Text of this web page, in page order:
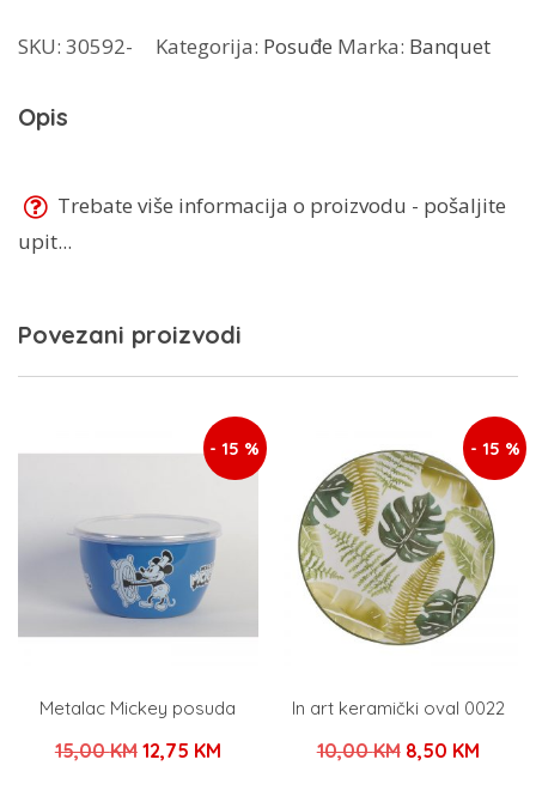
4L
količina
SKU: 30592- Kategorija: Posuđe Marka: Banquet
Opis
Trebate više informacija o proizvodu - pošaljite
upit...
Povezani proizvodi
- 15 %
Metalac Mickey posuda
15,00KM Izvorna
12,75 KMTrenutna
- 15 %
In art keramički oval 0022
10,00KM Izvorna
8,50 KM